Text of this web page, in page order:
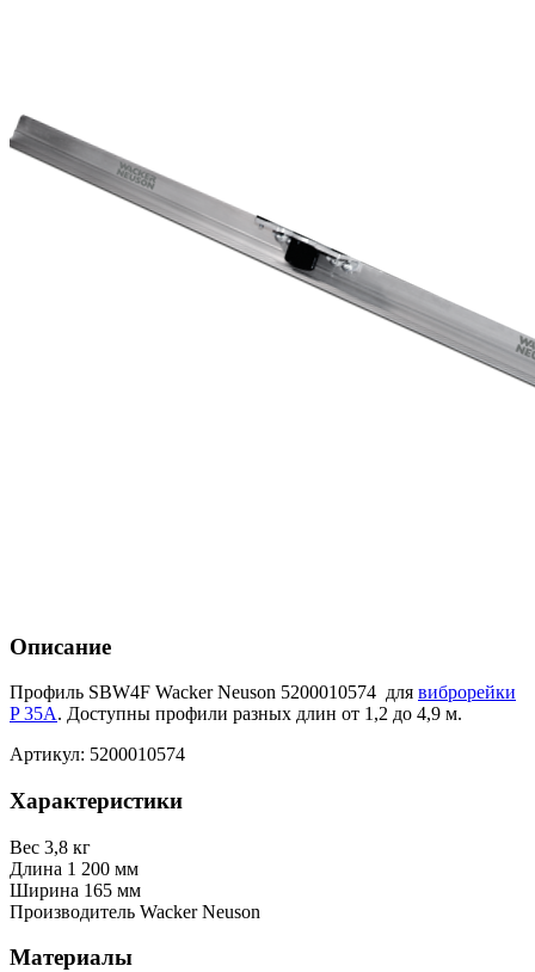
Описание
Профиль SBW4F Wacker Neuson 5200010574 для виброрейки
P 35A. Доступны профили разных длин от 1,2 до 4,9 м.
Артикул: 5200010574
Характеристики
Вес 3,8 кг
Длина 1 200 мм
Ширина 165 мм
Производитель Wacker Neuson
Материалы